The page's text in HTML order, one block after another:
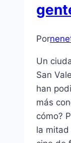
Por
Un
San
han
más
cómo?
la